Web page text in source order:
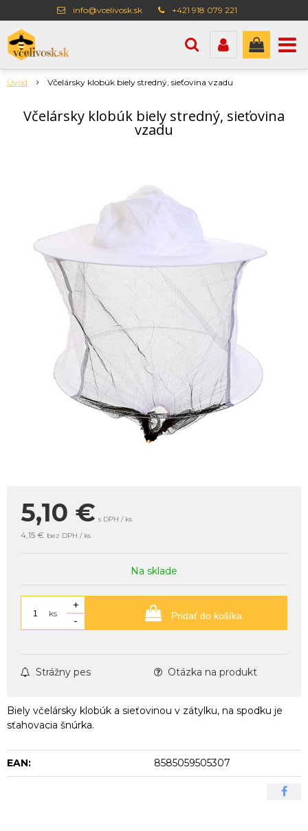
info@vcelivosk.sk +421 918 079 221
Úvod Včelársky klobúk biely stredný, sieťovina vzadu
Včelársky klobúk biely stredný, sieťovina
vzadu
5,10 € s DPH / ks
4,15 € bez DPH / ks
Na sklade
ks
+
-
Pridať do košíka
Strážny pes Otázka na produkt
Biely včelársky klobúk a sieťovinou v zátylku, na spodku je
sťahovacia šnúrka.
EAN: 8585059505307